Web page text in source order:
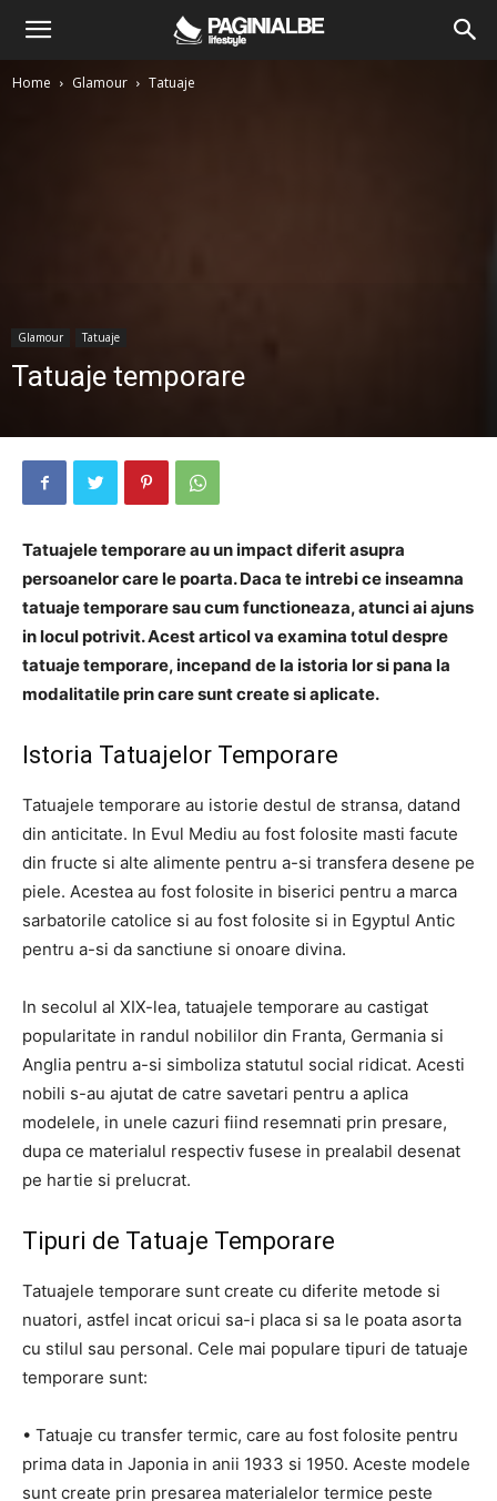
Home Glamour Tatuaje
Glamour Tatuaje
Tatuaje temporare
Tatuajele temporare au un impact diferit asupra
persoanelor care le poarta. Daca te intrebi ce inseamna
tatuaje temporare sau cum functioneaza, atunci ai ajuns
in locul potrivit. Acest articol va examina totul despre
tatuaje temporare, incepand de la istoria lor si pana la
modalitatile prin care sunt create si aplicate.
Istoria Tatuajelor Temporare
Tatuajele temporare au istorie destul de stransa, datand
din anticitate. In Evul Mediu au fost folosite masti facute
din fructe si alte alimente pentru a-si transfera desene pe
piele. Acestea au fost folosite in biserici pentru a marca
sarbatorile catolice si au fost folosite si in Egyptul Antic
pentru a-si da sanctiune si onoare divina.
In secolul al XIX-lea, tatuajele temporare au castigat
popularitate in randul nobililor din Franta, Germania si
Anglia pentru a-si simboliza statutul social ridicat. Acesti
nobili s-au ajutat de catre savetari pentru a aplica
modelele, in unele cazuri fiind resemnati prin presare,
dupa ce materialul respectiv fusese in prealabil desenat
pe hartie si prelucrat.
Tipuri de Tatuaje Temporare
Tatuajele temporare sunt create cu diferite metode si
nuatori, astfel incat oricui sa-i placa si sa le poata asorta
cu stilul sau personal. Cele mai populare tipuri de tatuaje
temporare sunt:
• Tatuaje cu transfer termic, care au fost folosite pentru
prima data in Japonia in anii 1933 si 1950. Aceste modele
sunt create prin presarea materialelor termice peste